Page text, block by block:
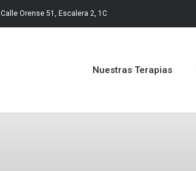
Calle Orense 51, Escalera 2, 1C
Nuestras Terapias